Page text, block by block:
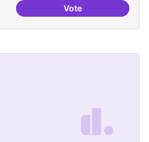
VoteFesta de la